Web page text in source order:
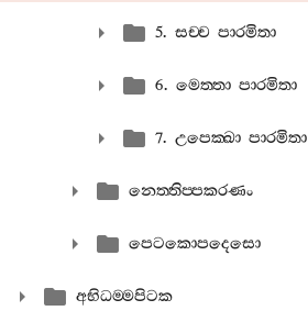
5. සච‍්ච පාරමිතා
6. මෙත‍්තා පාරමිතා
7. උපෙක‍්ඛා පාරමිතා
නෙත‍්තිප‍්පකරණං
පෙටකොපදෙසො
අභිධම‍්මපිටක